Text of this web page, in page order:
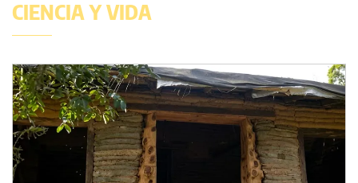
CIENCIA Y VIDA